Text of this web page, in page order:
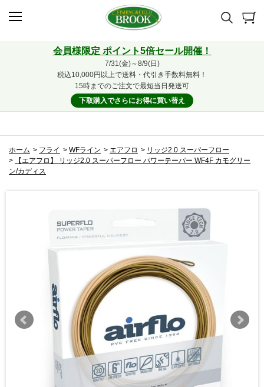
会員様限定 ポイント5倍セール開催！
7/31(金)～8/9(日)
税込10,000円以上で送料・代引き手数料無料！
15時までのご注文で最短当日発送可
下取購入でさらにお得に買い替え
ホーム > フライ > WFライン > エアフロ > リッジ2.0 スーパーフロー
>
【エアフロ】 リッジ2.0 スーパーフロー パワーテーパー WF4F カモグリー
ン/カディス